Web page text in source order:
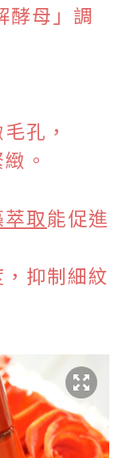
酵母」調
孔，
。
取能促進
抑制細紋